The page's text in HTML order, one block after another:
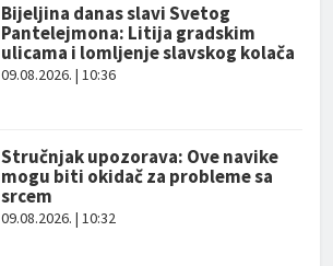
Bijeljina danas slavi Svetog
Pantelejmona: Litija gradskim
ulicama i lomljenje slavskog kolača
09.08.2026. | 10:36
Stručnjak upozorava: Ove navike
mogu biti okidač za probleme sa
srcem
09.08.2026. | 10:32